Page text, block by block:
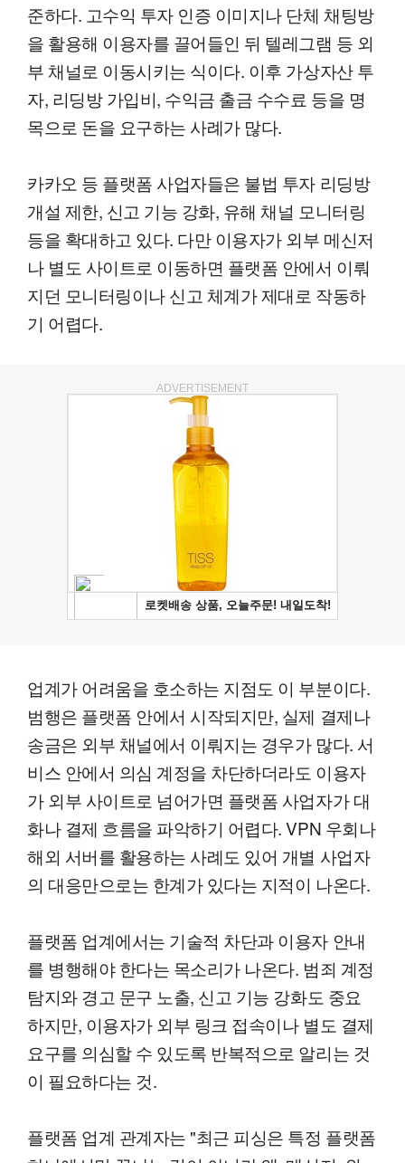
준하다. 고수익 투자 인증 이미지나 단체 채팅방
을 활용해 이용자를 끌어들인 뒤 텔레그램 등 외
부 채널로 이동시키는 식이다. 이후 가상자산 투
자, 리딩방 가입비, 수익금 출금 수수료 등을 명
목으로 돈을 요구하는 사례가 많다.
카카오 등 플랫폼 사업자들은 불법 투자 리딩방
개설 제한, 신고 기능 강화, 유해 채널 모니터링
등을 확대하고 있다. 다만 이용자가 외부 메신저
나 별도 사이트로 이동하면 플랫폼 안에서 이뤄
지던 모니터링이나 신고 체계가 제대로 작동하
기 어렵다.
ADVERTISEMENT
업계가 어려움을 호소하는 지점도 이 부분이다.
범행은 플랫폼 안에서 시작되지만, 실제 결제나
송금은 외부 채널에서 이뤄지는 경우가 많다. 서
비스 안에서 의심 계정을 차단하더라도 이용자
가 외부 사이트로 넘어가면 플랫폼 사업자가 대
화나 결제 흐름을 파악하기 어렵다. VPN 우회나
해외 서버를 활용하는 사례도 있어 개별 사업자
의 대응만으로는 한계가 있다는 지적이 나온다.
플랫폼 업계에서는 기술적 차단과 이용자 안내
를 병행해야 한다는 목소리가 나온다. 범죄 계정
탐지와 경고 문구 노출, 신고 기능 강화도 중요
하지만, 이용자가 외부 링크 접속이나 별도 결제
요구를 의심할 수 있도록 반복적으로 알리는 것
이 필요하다는 것.
플랫폼 업계 관계자는 "최근 피싱은 특정 플랫폼